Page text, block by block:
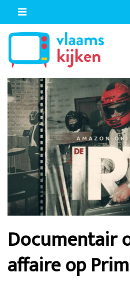
Documentair
affaire op